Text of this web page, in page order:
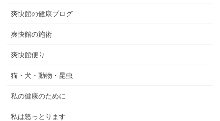
爽快館の健康ブログ
爽快館の施術
爽快館便り
猫・犬・動物・昆虫
私の健康のために
私は怒っとります